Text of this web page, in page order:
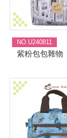
NO.U240811
紫粉包包雜物